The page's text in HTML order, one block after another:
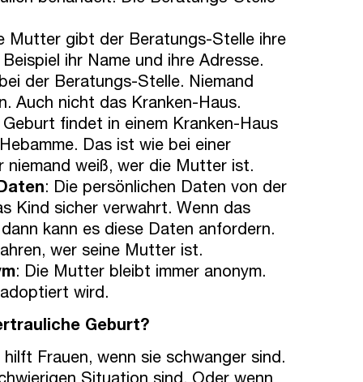
Mutter gibt der Beratungs-Stelle ihre
ihr Name und ihre Adresse.
der Beratungs-Stelle. Niemand
Auch nicht das Kranken-Haus.
Geburt findet in einem Kranken-Haus
Das ist wie bei einer
niemand weiß, wer die Mutter ist.
: Die persönlichen Daten von der
Kind sicher verwahrt. Wenn das
kann es diese Daten anfordern.
wer seine Mutter ist.
: Die Mutter bleibt immer anonym.
wird.
Geburt?
Frauen, wenn sie schwanger sind.